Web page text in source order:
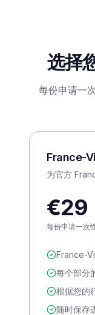
选择
每份申请一
France-
为官方
€29
每份申请一次
France-
每个部分
根据您的
随时保存